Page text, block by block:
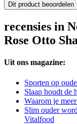
Dit product beoordelen
recensies in
Rose Otto
Uit ons magazine:
Sporten op
Slaap houdt de
Waarom je
Slim ouder
Vitalfood